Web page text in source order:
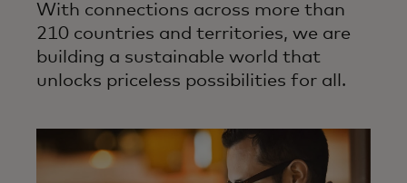
With connections across more than
210 countries and territories, we are
building a sustainable world that
unlocks priceless possibilities for all.